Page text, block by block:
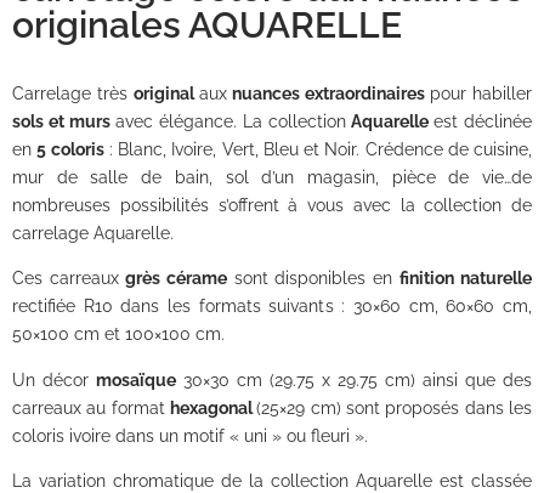
originales AQUARELLE
Carrelage très originalauxnuances extraordinaires pour habiller
sols et mursavec élégance. La collectionAquarelleest déclinée
en5 coloris: Blanc, Ivoire, Vert, Bleu et Noir. Crédence de cuisine,
mur de salle de bain, sol d’un magasin, pièce de vie…de
nombreuses possibilités s’offrent à vous avec la collection de
carrelage Aquarelle.
Ces carreauxgrès céramesont disponibles enfinition naturelle
rectifiée R10 dans les formats suivants : 30×60 cm, 60×60 cm,
50×100 cm et 100×100 cm.
Un décor mosaïque 30×30 cm (29.75 x 29.75 cm) ainsi que des
carreaux au format hexagonal(25×29 cm) sont proposés dans les
coloris ivoire dans un motif « uni » ou fleuri ».
La variation chromatique de la collection Aquarelle est classée